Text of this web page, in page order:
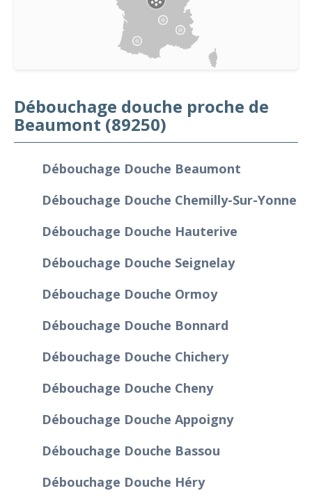
Débouchage douche proche de
Beaumont (89250)
Débouchage Douche Beaumont
Débouchage Douche Chemilly-Sur-Yonne
Débouchage Douche Hauterive
Débouchage Douche Seignelay
Débouchage Douche Ormoy
Débouchage Douche Bonnard
Débouchage Douche Chichery
Débouchage Douche Cheny
Débouchage Douche Appoigny
Débouchage Douche Bassou
Débouchage Douche Héry